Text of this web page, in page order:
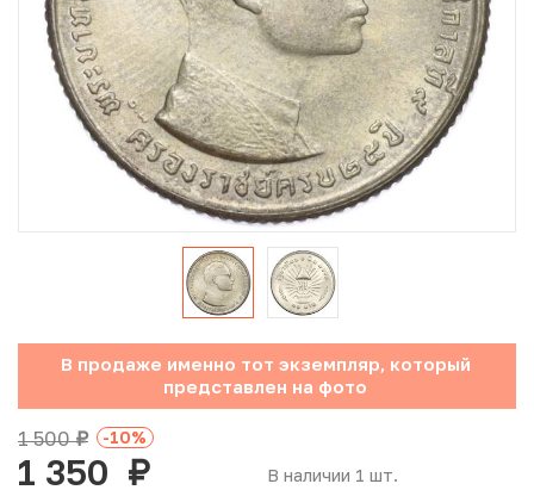
Юбилейные монеты Банка России (с 1999 года)
Памятные и инвестиционные монеты СССР и России
Иностранные монеты
Неофициальные выпуски монет (Unusual)
Античные и средневековые монеты
Инвестиционные монеты
В продаже именно тот экземпляр, который
представлен на фото
В наличии 1 шт.
1 500руб. -10%
1 350 руб.